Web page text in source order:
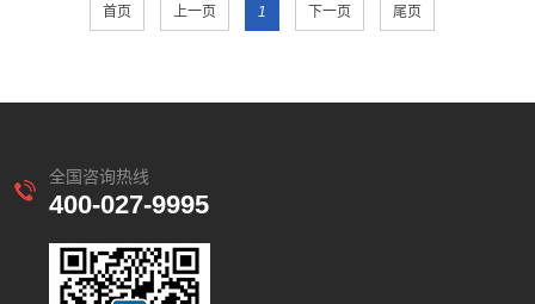
首页 上一页 1 下一页 尾页
全国咨询热线
400-027-9995